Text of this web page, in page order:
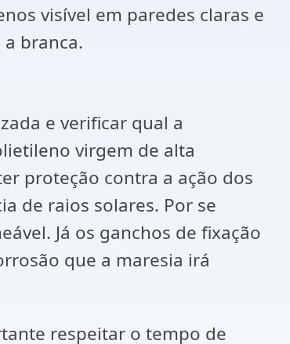
visível em paredes claras e
branca.
e verificar qual a
virgem de alta
proteção contra a ação dos
de raios solares. Por se
Já os ganchos de fixação
que a maresia irá
respeitar o tempo de